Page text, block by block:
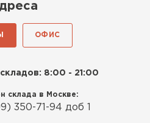
ОФИС
8:00 - 21:00
склада в Москве:
350-71-94 доб 1